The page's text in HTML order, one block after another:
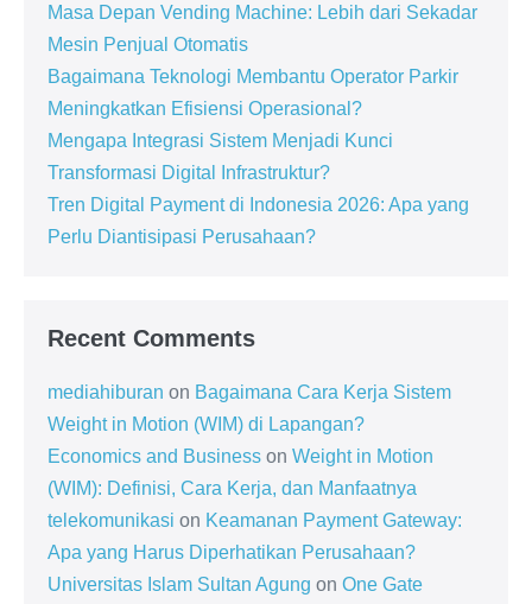
Masa Depan Vending Machine: Lebih dari Sekadar
Mesin Penjual Otomatis
Bagaimana Teknologi Membantu Operator Parkir
Meningkatkan Efisiensi Operasional?
Mengapa Integrasi Sistem Menjadi Kunci
Transformasi Digital Infrastruktur?
Tren Digital Payment di Indonesia 2026: Apa yang
Perlu Diantisipasi Perusahaan?
Recent Comments
mediahiburan on Bagaimana Cara Kerja Sistem
Weight in Motion (WIM) di Lapangan?
Economics and Business on Weight in Motion
(WIM): Definisi, Cara Kerja, dan Manfaatnya
telekomunikasi on Keamanan Payment Gateway:
Apa yang Harus Diperhatikan Perusahaan?
Universitas Islam Sultan Agung on One Gate